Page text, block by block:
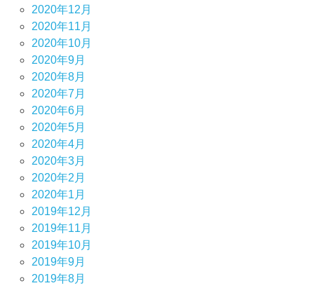
2020年12月
2020年11月
2020年10月
2020年9月
2020年8月
2020年7月
2020年6月
2020年5月
2020年4月
2020年3月
2020年2月
2020年1月
2019年12月
2019年11月
2019年10月
2019年9月
2019年8月